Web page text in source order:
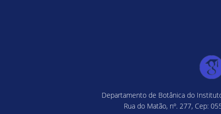
Departamento de Botânica do
Rua do Matão, nº. 277, Cep: